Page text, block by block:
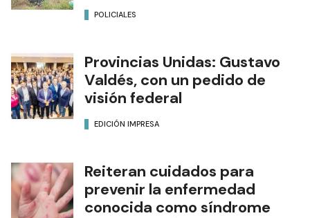
POLICIALES
Provincias Unidas: Gustavo
Valdés, con un pedido de
visión federal
EDICIÓN IMPRESA
Reiteran cuidados para
prevenir la enfermedad
conocida como síndrome